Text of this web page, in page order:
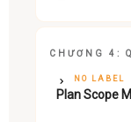
CHƯƠNG 4:
NO LABEL
Plan Scope